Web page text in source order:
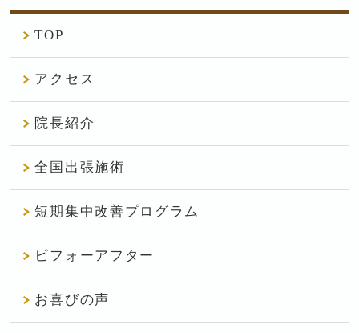
TOP
アクセス
院長紹介
全国出張施術
短期集中改善プログラム
ビフォーアフター
お喜びの声